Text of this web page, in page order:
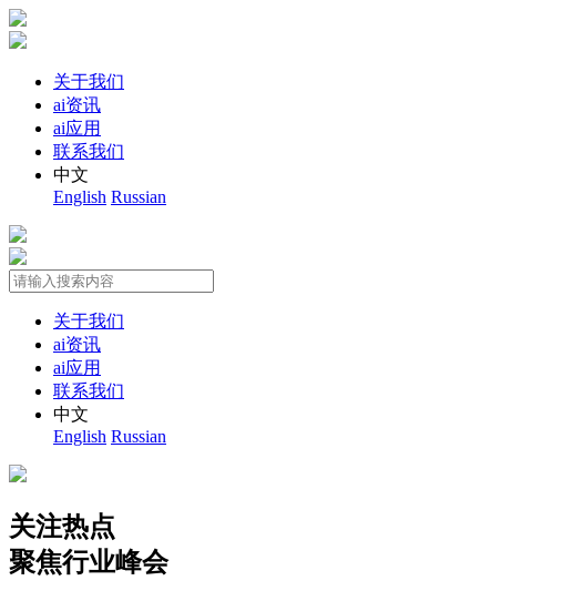
关于我们
ai资讯
ai应用
联系我们
中文
English Russian
关于我们
ai资讯
ai应用
联系我们
中文
English Russian
关注热点
聚焦行业峰会